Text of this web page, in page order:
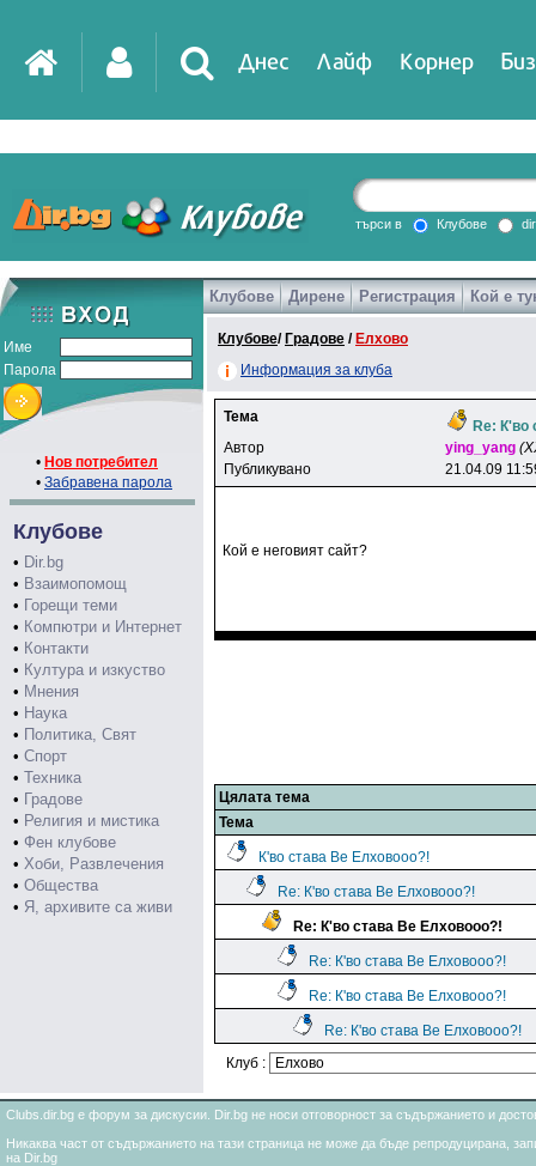
Днес Лайф Корнер
DirTV Impressio
Games
търси в Клубове
Име
Парола
• Нов потребител
• Забравена парола
Клубове
• Dir.bg
• Взаимопомощ
• Горещи теми
• Компютри и Интернет
• Контакти
• Култура и изкуство
• Мнения
• Наука
• Политика, Свят
• Спорт
• Техника
• Градове
• Религия и мистика
• Фен клубове
• Хоби, Развлечения
• Общества
• Я, архивите са живи
Клубове Дирене Регистрация Кой е
Клубове/ Градове / Елхово
Информация за клуба
Тема
Re: К'во
Автор
ying_yang
Публикувано
21.04.09
Кой е неговият сайт?
Цялата тема
Тема
К'во става Ве Елховооо?!
Re: К'во става Ве Елховооо?!
Re: К'во става Ве Елховооо?!
Re: К'во става Ве Елховооо?!
Re: К'во става Ве Елховооо?!
Re: К'во става Ве Елховооо?!
Клуб :
Clubs.dir.bg е форум за дискусии. Dir.bg не носи отговорност за съдържанието и
Никаква част от съдържанието на тази страница не може да бъде репродуцирана,
на Dir.bg